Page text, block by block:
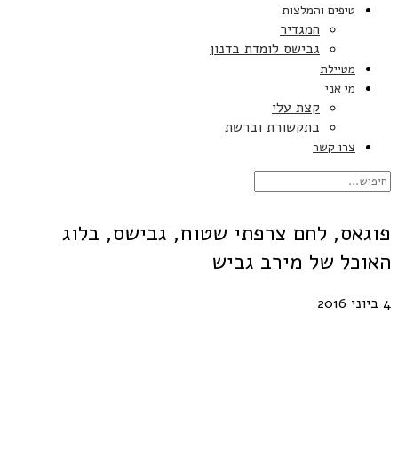
טיפים והמלצות
המגדיר
גבישס לומדת בדנון
מטיילת
מי אני
קצת עלי
בתקשורת וברשת
צרו קשר
פוגאס, לחם צרפתי שטוח, גבישס, בלוג
האוכל של מירב גביש
4 ביוני 2016